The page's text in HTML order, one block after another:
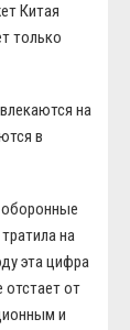
Китая
только
на
в
на
эта цифра
отстает от
и